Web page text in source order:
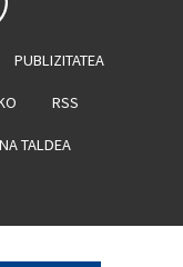
PUBLIZITATEA
RSS
TALDEA